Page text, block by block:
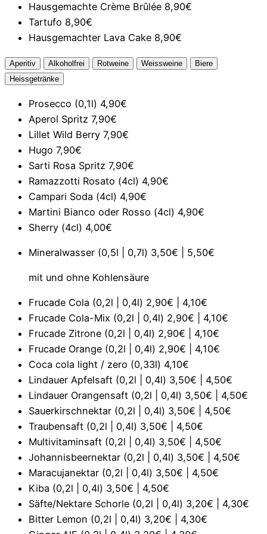
Hausgemachte Crème Brûlée 8,90€
Tartufo 8,90€
Hausgemachter Lava Cake 8,90€
Aperitiv Alkoholfrei Rotweine Weissweine
Biere
Heissgetränke
Prosecco (0,1l) 4,90€
Aperol Spritz 7,90€
Lillet Wild Berry 7,90€
Hugo 7,90€
Sarti Rosa Spritz 7,90€
Ramazzotti Rosato (4cl) 4,90€
Campari Soda (4cl) 4,90€
Martini Bianco oder Rosso (4cl) 4,90€
Sherry (4cl) 4,00€
Mineralwasser (0,5l | 0,7l) 3,50€ | 5,50€
mit und ohne Kohlensäure
Frucade Cola (0,2l | 0,4l) 2,90€ | 4,10€
Frucade Cola-Mix (0,2l | 0,4l) 2,90€ | 4,10€
Frucade Zitrone (0,2l | 0,4l) 2,90€ | 4,10€
Frucade Orange (0,2l | 0,4l) 2,90€ | 4,10€
Coca cola light / zero (0,33l) 4,10€
Lindauer Apfelsaft (0,2l | 0,4l) 3,50€ | 4,50€
Lindauer Orangensaft (0,2l | 0,4l) 3,50€ | 4,50€
Sauerkirschnektar (0,2l | 0,4l) 3,50€ | 4,50€
Traubensaft (0,2l | 0,4l) 3,50€ | 4,50€
Multivitaminsaft (0,2l | 0,4l) 3,50€ | 4,50€
Johannisbeernektar (0,2l | 0,4l) 3,50€ | 4,50€
Maracujanektar (0,2l | 0,4l) 3,50€ | 4,50€
Kiba (0,2l | 0,4l) 3,50€ | 4,50€
Säfte/Nektare Schorle (0,2l | 0,4l) 3,20€ | 4,30€
Bitter Lemon (0,2l | 0,4l) 3,20€ | 4,30€